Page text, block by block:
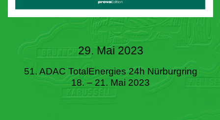
29. Mai 2023
51. ADAC TotalEnergies 24h Nürburgring
18. – 21. Mai 2023